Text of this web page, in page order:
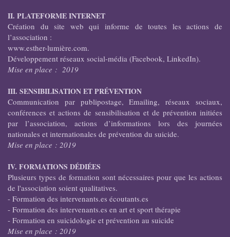
II. PLATEFORME INTERNET
Création du site web qui informe de toutes les actions de
l’association :
www.esther-lumière.com.
Développement réseaux social-média (Facebook, LinkedIn).
Mise en place : 2019
III. SENSIBILISATION ET PRÉVENTION
Communication par publipostage, Emailing, réseaux sociaux,
conférences et actions de sensibilisation et de prévention initiées
par l’association, actions d’informations lors des journées
nationales et internationales de prévention du suicide.
Mise en place : 2019
IV. FORMATIONS DÉDIÉES
Plusieurs types de formation sont nécessaires pour que les actions
de l'association soient qualitatives.
- Formation des intervenants.es écoutants.es
- Formation des intervenants.es en art et sport thérapie
- Formation en suicidologie et prévention au suicide
Mise en place : 2019